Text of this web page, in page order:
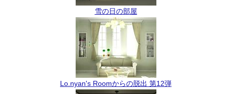
雪の日の部屋
Lo.nyan's Roomからの脱出 第12弾